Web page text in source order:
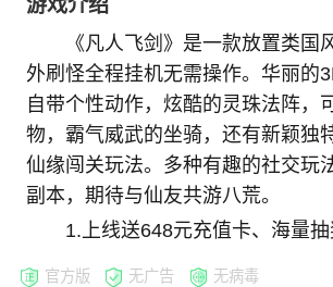
游戏介绍
《凡人飞剑》是一款放置类国
外刷怪全程挂机无需操作。华丽的
自带个性动作，炫酷的灵珠法阵，
物，霸气威武的坐骑，还有新颖独
仙缘闯关玩法。多种有趣的社交玩
副本，期待与仙友共游八荒。
1.上线送648元充值卡、海量抽
官方版 无广告 无病毒